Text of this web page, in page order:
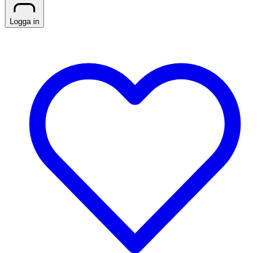
Logga in